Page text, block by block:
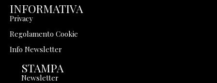
INFORMATIVA
Privacy
Regolamento Cookie
Info Newsletter
STAMPA
Newsletter